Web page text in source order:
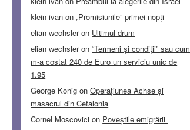
klein ivan on„Promisiunile” primei nopți
elian wechsleron Ultimul drum
elian wechsleron“Termeni și condiții” sau cum
m-a costat 240 de Euro un serviciu unic de
1.95
George Konig onOperațiunea Achse și
masacrul din Cefalonia
Cornel Moscovici on Poveștile emigrării